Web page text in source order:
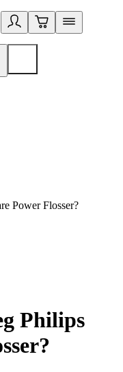
Power Flosser?
Philips